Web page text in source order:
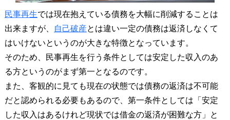
民事再生では現在抱えている債務を大幅に削減することは
出来ますが、
自己破産とは違い一定の債務は返済しなくて
はいけないというのが大きな特徴となっています。
そのため、民事再生を行う条件としては安定した収入のあ
る方というのがまず第一となるのです。
また、客観的に見ても現在の状態では債務の返済は不可能
だと認められる必要もあるので、第一条件としては「安定
した収入はあるけれど現状では借金の返済が困難な方」と